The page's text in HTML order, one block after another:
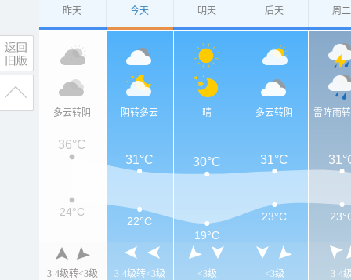
昨天 今天 明天 后天 周二
多云转阴
3-4级转<3级
阴转多云
3-4级转<3级
晴
<3级
多云转阴
<3级
雷阵雨
3-4
36°C
31°C 30°C 31°C
24°C
22°C
19°C
23°C